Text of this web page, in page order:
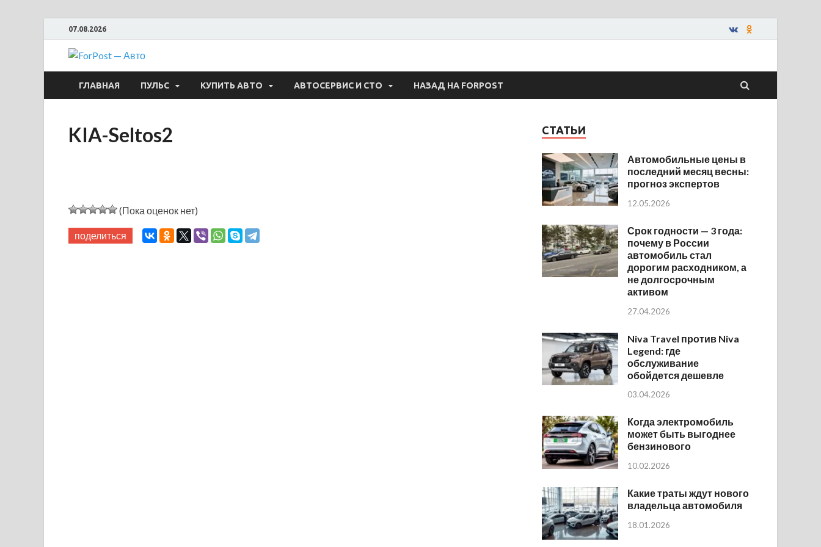
07.08.2026
ForPost — Авто
ГЛАВНАЯ ПУЛЬС КУПИТЬ АВТО АВТОСЕРВИС И СТО НАЗАД НА FORPOST
KIA-Seltos2
(Пока оценок нет)
поделиться
СТАТЬИ
Автомобильные цены в
последний месяц весны:
прогноз экспертов
12.05.2026
Срок годности — 3 года:
почему в России
автомобиль стал
дорогим расходником, а
не долгосрочным
активом
27.04.2026
Niva Travel против Niva
Legend: где
обслуживание
обойдется дешевле
03.04.2026
Когда электромобиль
может быть выгоднее
бензинового
10.02.2026
Какие траты ждут нового
владельца автомобиля
18.01.2026